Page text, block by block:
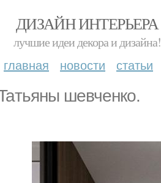
ДИЗАЙН ИНТЕРЬЕРА
лучшие идеи декора и дизайна!
главная новости статьи
шeвченкo.